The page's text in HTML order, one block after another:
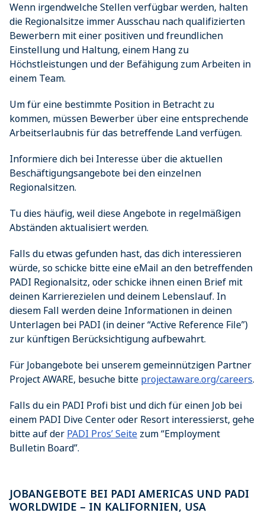
Wenn irgendwelche Stellen verfügbar werden, halten
die Regionalsitze immer Ausschau nach qualifizierten
Bewerbern mit einer positiven und freundlichen
Einstellung und Haltung, einem Hang zu
Höchstleistungen und der Befähigung zum Arbeiten in
einem Team.
Um für eine bestimmte Position in Betracht zu
kommen, müssen Bewerber über eine entsprechende
Arbeitserlaubnis für das betreffende Land verfügen.
Informiere dich bei Interesse über die aktuellen
Beschäftigungsangebote bei den einzelnen
Regionalsitzen.
Tu dies häufig, weil diese Angebote in regelmäßigen
Abständen aktualisiert werden.
Falls du etwas gefunden hast, das dich interessieren
würde, so schicke bitte eine eMail an den betreffenden
PADI Regionalsitz, oder schicke ihnen einen Brief mit
deinen Karrierezielen und deinem Lebenslauf. In
diesem Fall werden deine Informationen in deinen
Unterlagen bei PADI (in deiner “Active Reference File”)
zur künftigen Berücksichtigung aufbewahrt.
Für Jobangebote bei unserem gemeinnützigen Partner
Project AWARE, besuche bitte projectaware.org/careers.
Falls du ein PADI Profi bist und dich für einen Job bei
einem PADI Dive Center oder Resort interessierst, gehe
bitte auf der PADI Pros’ Seite zum “Employment
Bulletin Board”.
View
JOBANGEBOTE BEI PADI AMERICAS UND PADI
WORLDWIDE – IN KALIFORNIEN, USA